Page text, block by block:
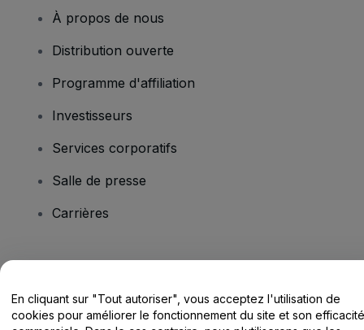
À propos de nous
Distribution ouverte
Programme d'affiliation
Investisseurs
Services corporatifs
Salle de presse
Carrières
Centre d'assistance / Nous contacter
En cliquant sur "Tout autoriser", vous acceptez l'utilisation de
cookies pour améliorer le fonctionnement du site et son efficacité